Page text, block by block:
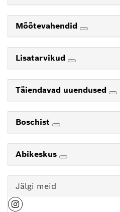
Mõõtevahendid
Lisatarvikud
Täiendavad uuendused
Boschist
Abikeskus
Jälgi meid